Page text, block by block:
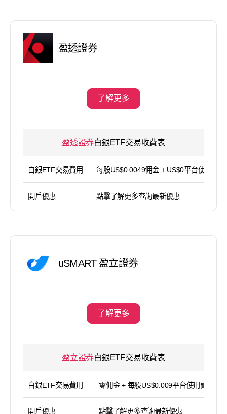
盈透證券
了解更多
盈透證券白銀ETF交易收費表
白銀ETF交易費用 每股US$0.0049佣金 + US$0平台使用費
開戶優惠 點擊了解更多查詢最新優惠
uSMART 盈立證券
了解更多
盈立證券白銀ETF交易收費表
白銀ETF交易費用 零佣金 + 每股US$0.009平台使用費（
開戶優惠 點擊了解更多查詢最新優惠